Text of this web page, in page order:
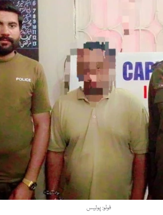
فوٹو: پولیس